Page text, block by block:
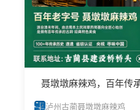
聂墩墩麻辣鸡，百年传
泸州古蔺聂墩墩麻辣鸡